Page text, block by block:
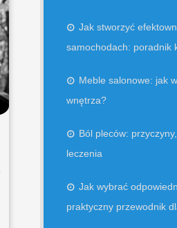
Jak stworzyć
samochodach: poradnik
Meble salonowe: jak
wnętrza?
Ból pleców:
leczenia
Jak wybrać
praktyczny przewodnik